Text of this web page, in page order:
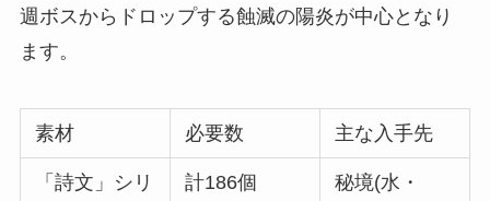
週ボスからドロップする蝕滅の陽炎が中心となり
ます。
素材 必要数 主な入手先
「詩文」シリ
計186個
秘境(水・